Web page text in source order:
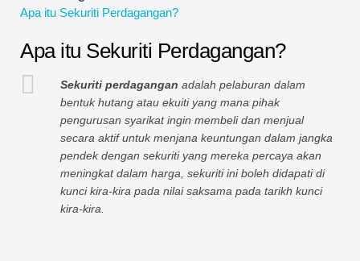
Tutorial Pemodelan Kewangan
Bentuk penuh
Tutorial Pengurusan Risiko
Apa itu Sekuriti Perdagangan?
Apa itu Sekuriti Perdagangan?
Sekuriti perdagangan adalah pelaburan dalam
bentuk hutang atau ekuiti yang mana pihak
pengurusan syarikat ingin membeli dan menjual
secara aktif untuk menjana keuntungan dalam jangka
pendek dengan sekuriti yang mereka percaya akan
meningkat dalam harga, sekuriti ini boleh didapati di
kunci kira-kira pada nilai saksama pada tarikh kunci
kira-kira.